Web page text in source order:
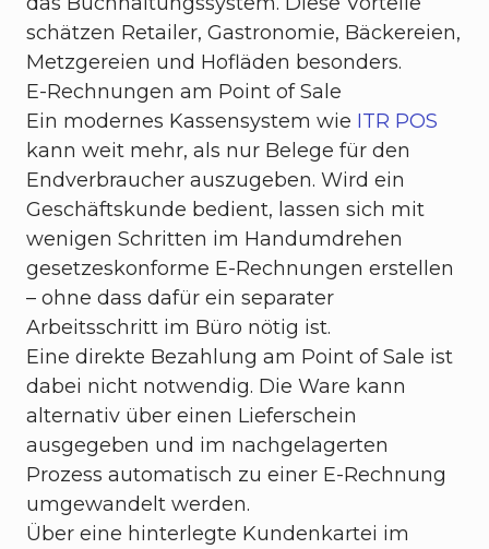
schätzen Retailer, Gastronomie, Bäckereien,
Metzgereien und Hofläden besonders.
E-Rechnungen am Point of Sale
Ein modernes Kassensystem wie ITR POS
kann weit mehr, als nur Belege für den
Endverbraucher auszugeben. Wird ein
Geschäftskunde bedient, lassen sich mit
wenigen Schritten im Handumdrehen
gesetzeskonforme E-Rechnungen erstellen
– ohne dass dafür ein separater
Arbeitsschritt im Büro nötig ist.
Eine direkte Bezahlung am Point of Sale ist
dabei nicht notwendig. Die Ware kann
alternativ über einen Lieferschein
ausgegeben und im nachgelagerten
Prozess automatisch zu einer E-Rechnung
umgewandelt werden.
Über eine hinterlegte Kundenkartei im